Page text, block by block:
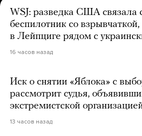
WSJ: разведка США связала
беспилотник со
в Лейпциге рядом с
16 часов назад
Иск о снятии «Яблока» с
рассмотрит судья,
экстремистской
13 часов назад